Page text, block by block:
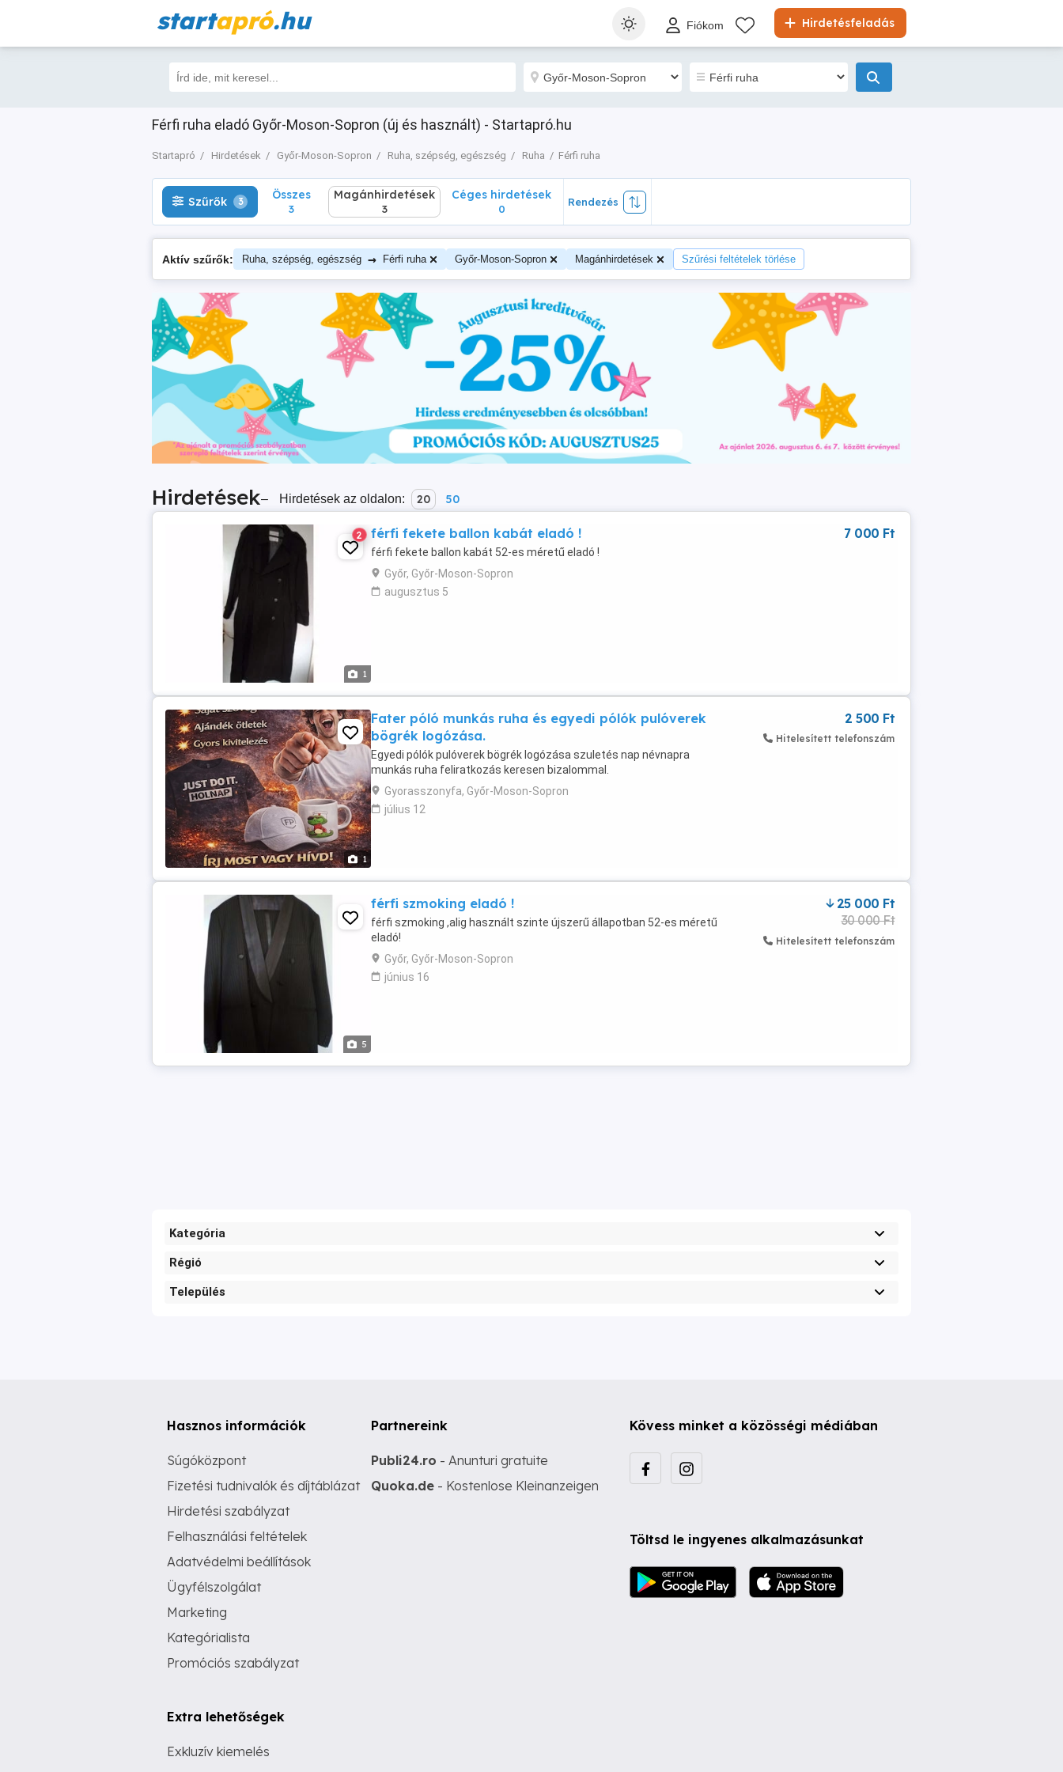
startapró.hu Hirdetésfeladás
Fiókom
Férfi ruha eladó Győr-Moson-Sopron (új és használt) - Startapró.hu
Startapró Hirdetések Győr-Moson-Sopron Ruha, szépség, egészség Ruha Férfi ruha
Szűrők 3 Összes
3
Szűrők 3 Összes
3
Magánhirdetések
3
Céges hirdetések
0
Rendezés
Aktív szűrők: Ruha, szépség, egészség → Férfi ruha Győr-Moson-Sopron Magánhirdetések Szűrési feltételek törlése
Hirdetések– Hirdetések az oldalon: 20 50
1
2 férfi fekete ballon kabát eladó !
férfi fekete ballon kabát 52-es méretű eladó !
Győr, Győr-Moson-Sopron
augusztus 5
7 000 Ft
1
Fater póló munkás ruha és egyedi pólók pulóverek
bögrék logózása.
Egyedi pólók pulóverek bögrék logózása szuletés nap névnapra
munkás ruha feliratkozás keresen bizalommal.
Gyorasszonyfa, Győr-Moson-Sopron
július 12
2 500 Ft
Hitelesített telefonszám
5
férfi szmoking eladó !
férfi szmoking ,alig használt szinte újszerű állapotban 52-es méretű
eladó!
Győr, Győr-Moson-Sopron
június 16
25 000 Ft
30 000 Ft
Hitelesített telefonszám
Kategória
Régió
Település
Hasznos információk
Súgóközpont
Fizetési tudnivalók és díjtáblázat
Hirdetési szabályzat
Felhasználási feltételek
Adatvédelmi beállítások
Ügyfélszolgálat
Marketing
Kategórialista
Promóciós szabályzat
Extra lehetőségek
Exkluzív kiemelés
Partnereink
Publi24.ro - Anunturi gratuite
Quoka.de - Kostenlose Kleinanzeigen
Kövess minket a közösségi médiában
Töltsd le ingyenes alkalmazásunkat